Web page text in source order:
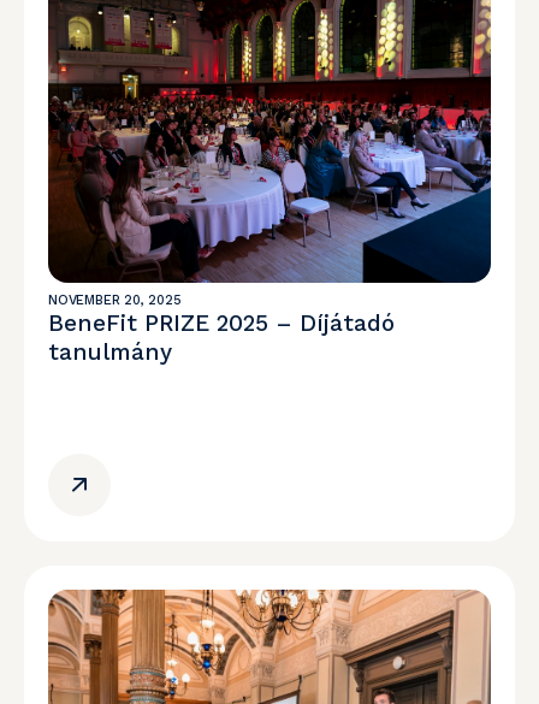
NOVEMBER 20, 2025
BeneFit PRIZE 2025 – Díjátadó
tanulmány